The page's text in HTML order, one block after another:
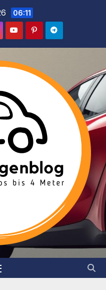
öffnen
06:11